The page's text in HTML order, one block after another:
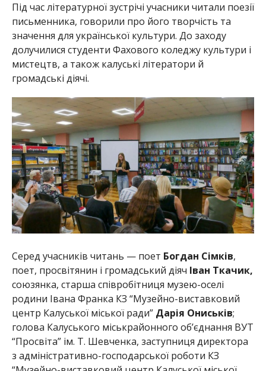
Під час літературної зустрічі учасники читали поезії
письменника, говорили про його творчість та
значення для української культури. До заходу
долучилися студенти Фахового коледжу культури і
мистецтв, а також калуські літератори й
громадські діячі.
Серед учасників читань — поет Богдан Сімків,
поет, просвітянин і громадський діяч Іван Ткачик,
союзянка, старша співробітниця музею-оселі
родини Івана Франка КЗ “Музейно-виставковий
центр Калуської міської ради” Дарія Ониськів;
голова Калуського міськрайонного об’єднання ВУТ
“Просвіта” ім. Т. Шевченка, заступниця директора
з адміністративно-господарської роботи КЗ